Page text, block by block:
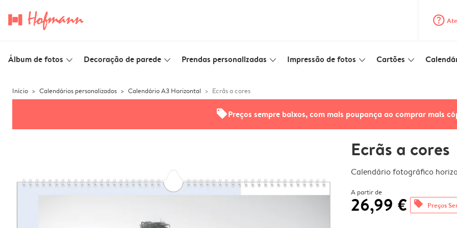
question_mark_circle
Álbum de fotos slim_arrow_down Decoração de parede slim_arrow_down Prendas personalizadas slim_arrow_down Impressão de fotos slim_arrow_down Cartões slim_arrow_down
Início Calendários personalizados Calendário A3 Horizontal Ecrãs a cores
offersPreços sempre baixos, com mais poupança ao comprar mais
Ecrãs a cores
Calendário fotográfico
A partir de
26,99 € offers Preços